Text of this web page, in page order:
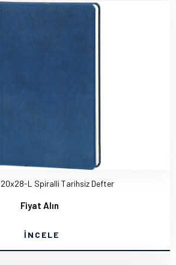
20x28-L Spiralli Tarihsiz Defter
Fiyat Alın
İNCELE